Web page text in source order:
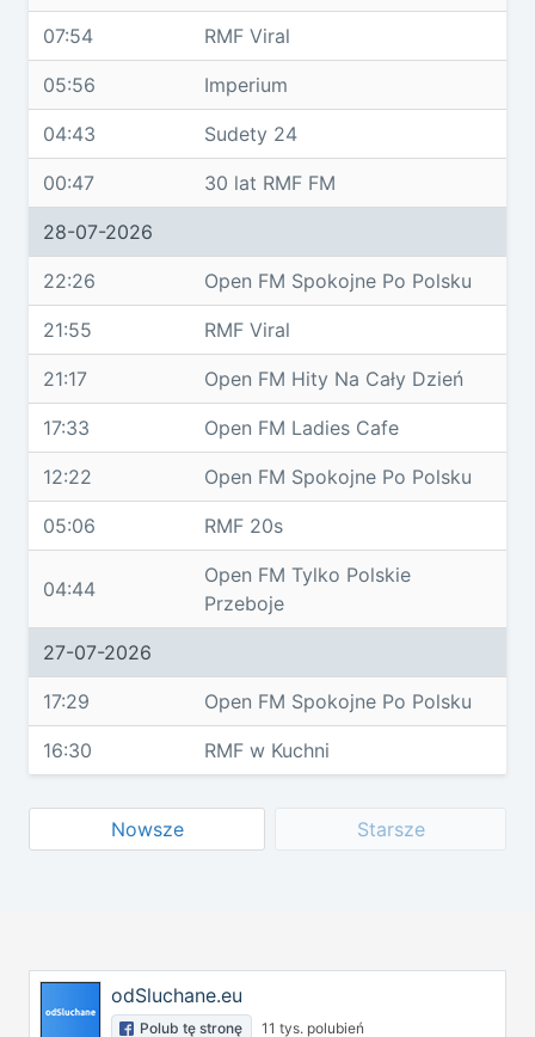
07:54 RMF Viral
05:56 Imperium
04:43 Sudety 24
00:47 30 lat RMF FM
28-07-2026
22:26 Open FM Spokojne Po Polsku
21:55 RMF Viral
21:17 Open FM Hity Na Cały Dzień
17:33 Open FM Ladies Cafe
12:22 Open FM Spokojne Po Polsku
05:06 RMF 20s
04:44
Open FM Tylko Polskie
Przeboje
27-07-2026
17:29 Open FM Spokojne Po Polsku
16:30 RMF w Kuchni
Nowsze Starsze
odSluchane.eu
Polub tę stronę 11 tys. polubień